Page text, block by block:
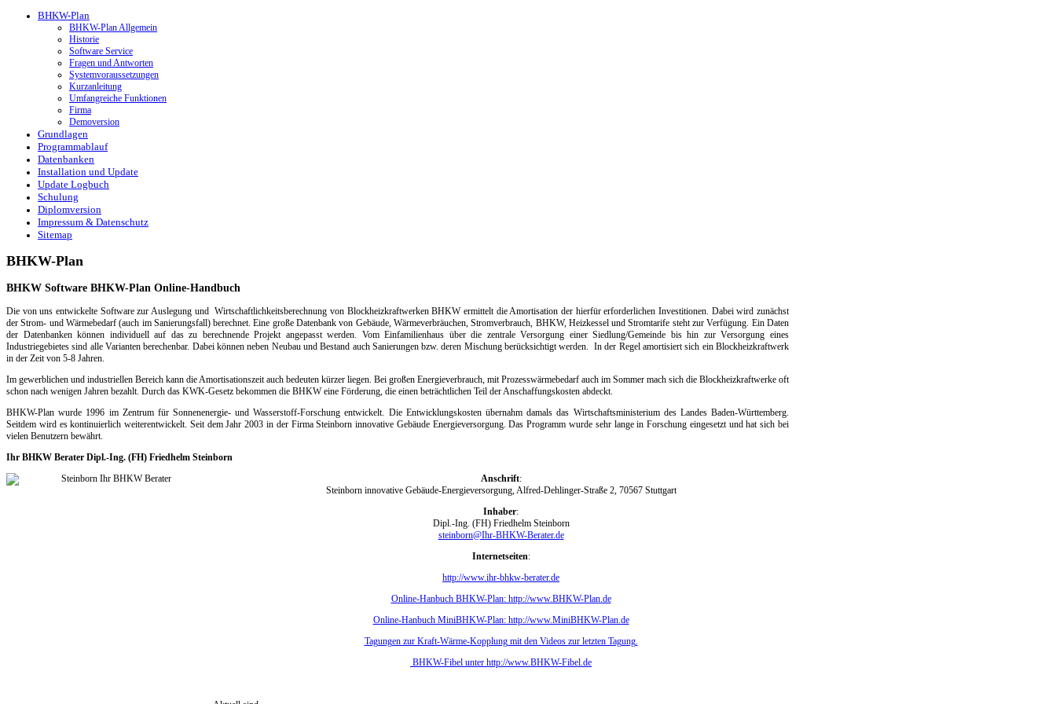
BHKW-Plan
BHKW-Plan Allgemein
Historie
Software Service
Fragen und Antworten
Systemvoraussetzungen
Kurzanleitung
Umfangreiche Funktionen
Firma
Demoversion
Grundlagen
Programmablauf
Datenbanken
Installation und Update
Update Logbuch
Schulung
Diplomversion
Impressum & Datenschutz
Sitemap
BHKW-Plan
BHKW Software BHKW-Plan Online-Handbuch
Die von uns entwickelte Software zur Auslegung und Wirtschaftlichkeitsberechnung von Blockheizkraftwerken BHKW ermittelt die Amortisation der hierfür erforderlichen Investitionen. Dabei wird zunächst
der Strom- und Wärmebedarf (auch im Sanierungsfall) berechnet. Eine große Datenbank von Gebäude, Wärmeverbräuchen, Stromverbrauch, BHKW, Heizkessel und Stromtarife steht zur Verfügung. Ein Daten
der Datenbanken können individuell auf das zu berechnende Projekt angepasst werden. Vom Einfamilienhaus über die zentrale Versorgung einer Siedlung/Gemeinde bis hin zur Versorgung eines
Industriegebietes sind alle Varianten berechenbar. Dabei können neben Neubau und Bestand auch Sanierungen bzw. deren Mischung berücksichtigt werden. In der Regel amortisiert sich ein Blockheizkraftwerk
in der Zeit von 5-8 Jahren.
Im gewerblichen und industriellen Bereich kann die Amortisationszeit auch bedeuten kürzer liegen. Bei großen Energieverbrauch, mit Prozesswärmebedarf auch im Sommer mach sich die Blockheizkraftwerke oft
schon nach wenigen Jahren bezahlt. Durch das KWK-Gesetz bekommen die BHKW eine Förderung, die einen beträchtlichen Teil der Anschaffungskosten abdeckt.
BHKW-Plan wurde 1996 im Zentrum für Sonnenenergie- und Wasserstoff-Forschung entwickelt. Die Entwicklungskosten übernahm damals das Wirtschaftsministerium des Landes Baden-Württemberg.
Seitdem wird es kontinuierlich weiterentwickelt. Seit dem Jahr 2003 in der Firma Steinborn innovative Gebäude Energieversorgung. Das Programm wurde sehr lange in Forschung eingesetzt und hat sich bei
vielen Benutzern bewährt.
Ihr BHKW Berater Dipl.-Ing. (FH) Friedhelm Steinborn
Anschrift:
Steinborn innovative Gebäude-Energieversorgung, Alfred-Dehlinger-Straße 2, 70567 Stuttgart
Inhaber:
Dipl.-Ing. (FH) Friedhelm Steinborn
steinborn@Ihr-BHKW-Berater.de
Internetseiten:
http://www.ihr-bhkw-berater.de
Online-Hanbuch BHKW-Plan: http://www.BHKW-Plan.de
Online-Hanbuch MiniBHKW-Plan: http://www.MiniBHKW-Plan.de
Tagungen zur Kraft-Wärme-Kopplung mit den Videos zur letzten Tagung.
BHKW-Fibel unter http://www.BHKW-Fibel.de